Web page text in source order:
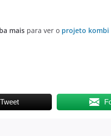
mais para ver o projeto kombi
Tweet